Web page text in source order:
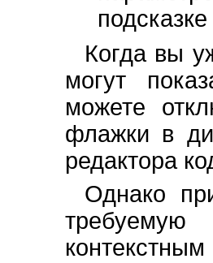
Когда вы
могут
можете
флажки в
редактора
Однако